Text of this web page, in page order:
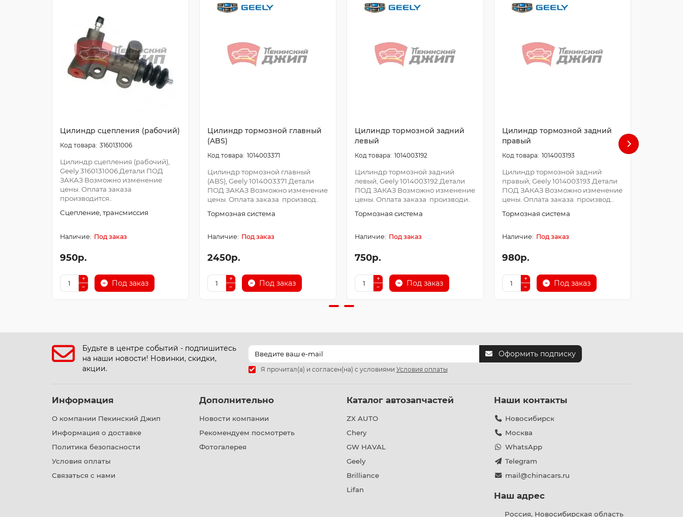
Цилиндр сцепления (рабочий)
3160131006
Цилиндр сцепления (рабочий),
Geely 3160131006.Детали ПОД
ЗАКАЗ Возможно изменение
цены. Оплата заказа
производится..
Сцепление, трансмиссия
Под заказ
950р.
Под заказ
Цилиндр тормозной главный
(ABS)
1014003371
Цилиндр тормозной главный
(ABS), Geely 1014003371.Детали
ПОД ЗАКАЗ Возможно изменение
цены. Оплата заказа производ..
Тормозная система
Под заказ
2450р.
Под заказ
Цилиндр тормозной задний
левый
1014003192
Цилиндр тормозной задний
левый, Geely 1014003192.Детали
ПОД ЗАКАЗ Возможно изменение
цены. Оплата заказа производи..
Тормозная система
Под заказ
750р.
Под заказ
Цилиндр тормозной задний
правый
1014003193
Цилиндр тормозной задний
правый, Geely 1014003193.Детали
ПОД ЗАКАЗ Возможно изменение
цены. Оплата заказа производ..
Тормозная система
Под заказ
980р.
Под заказ
Будьте в центре событий - подпишитесь
на наши новости! Новинки, скидки,
акции.
Оформить подписку
Я прочитал(а) и согласен(на) с условиями Условия оплаты
Информация
О компании Пекинский Джип
Информация о доставке
Политика безопасности
Условия оплаты
Связаться с нами
Дополнительно
Новости компании
Рекомендуем посмотреть
Фотогалерея
Каталог автозапчастей
ZX AUTO
Chery
GW HAVAL
Geely
Brilliance
Lifan
Наши контакты
Новосибирск
Москва
WhatsApp
Telegram
mail@chinacars.ru
Наш адрес
Россия, Новосибирская область